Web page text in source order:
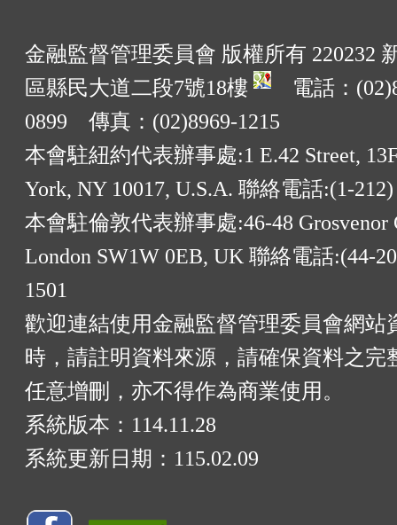
金融監督管理委員會 版權所有 220232
區縣民大道二段7號18樓
電話：
0899 傳真：(02)8969-1215
本會駐紐約代表辦事處:1 E.42 Street,
York, NY 10017, U.S.A. 聯絡電話:(1-212)
本會駐倫敦代表辦事處:46-48 Grosvenor
London SW1W 0EB, UK 聯絡電話:(44-
1501
歡迎連結使用金融監督管理委員會網站
時，請註明資料來源，請確保資料之完
任意增刪，亦不得作為商業使用。
系統版本： 114.11.28
系統更新日期： 115.02.09